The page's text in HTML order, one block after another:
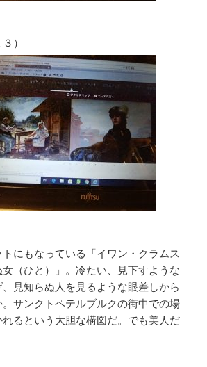
）
にもなっている「イワン・クラムス
（ひと）」。冷たい、見下すような
見知らぬ人を見るような眼差しから
サンクトペテルブルクの街中での場
るという大胆な構図だ。でも美人だ